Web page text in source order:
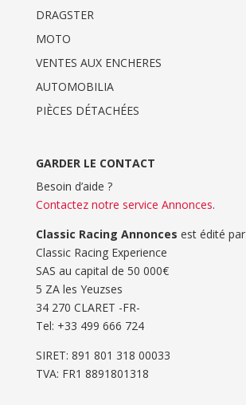
DRAGSTER
MOTO
VENTES AUX ENCHERES
AUTOMOBILIA
PIÈCES DÉTACHÉES
GARDER LE CONTACT
Besoin d’aide ?
Contactez notre service Annonces.
Classic Racing Annonces est édité par
Classic Racing Experience
SAS au capital de 50 000€
5 ZA les Yeuzses
34 270 CLARET -FR-
Tel: ‭+33 499 666 724‬
SIRET: 891 801 318 00033
TVA: FR1 8891801318